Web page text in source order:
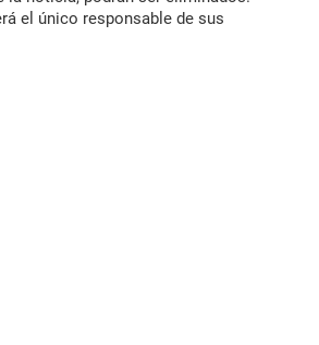
el único responsable de sus